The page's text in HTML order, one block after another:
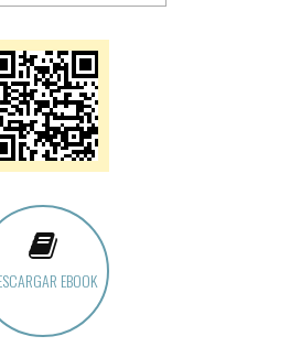
EBOOK